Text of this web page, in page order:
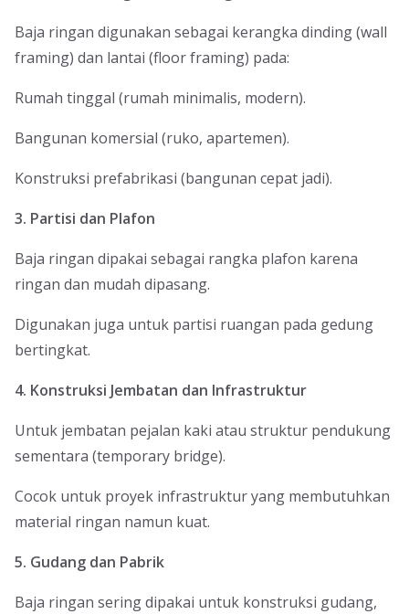
Baja ringan digunakan sebagai kerangka dinding (wall
framing) dan lantai (floor framing) pada:
Rumah tinggal (rumah minimalis, modern).
Bangunan komersial (ruko, apartemen).
Konstruksi prefabrikasi (bangunan cepat jadi).
3. Partisi dan Plafon
Baja ringan dipakai sebagai rangka plafon karena
ringan dan mudah dipasang.
Digunakan juga untuk partisi ruangan pada gedung
bertingkat.
4. Konstruksi Jembatan dan Infrastruktur
Untuk jembatan pejalan kaki atau struktur pendukung
sementara (temporary bridge).
Cocok untuk proyek infrastruktur yang membutuhkan
material ringan namun kuat.
5. Gudang dan Pabrik
Baja ringan sering dipakai untuk konstruksi gudang,